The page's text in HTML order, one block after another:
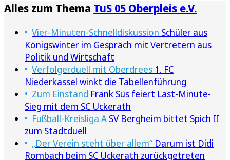
Alles zum Thema TuS 05 Oberpleis e.V.
Vier-Minuten-Schnelldiskussion Schüler aus
Königswinter im Gespräch mit Vertretern aus
Politik und Wirtschaft
Verfolgerduell mit Oberdrees 1. FC
Niederkassel winkt die Tabellenführung
Zum Einstand Frank Süs feiert Last-Minute-
Sieg mit dem SC Uckerath
Fußball-Kreisliga A SV Bergheim bittet Spich II
zum Stadtduell
„Der Verein steht über allem“ Darum ist Didi
Rombach beim SC Uckerath zurückgetreten